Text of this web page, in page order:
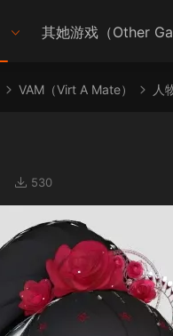
其她游戏（Other
VAM（Virt A Mate） 人
530